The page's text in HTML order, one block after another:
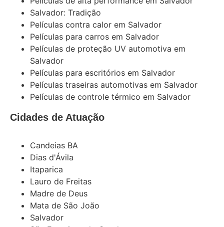
Salvador: Tradição
Películas contra calor em Salvador
Películas para carros em Salvador
Películas de proteção UV automotiva em
Salvador
Películas para escritórios em Salvador
Películas traseiras automotivas em Salvador
Películas de controle térmico em Salvador
Cidades de Atuação
Candeias BA
Dias d'Ávila
Itaparica
Lauro de Freitas
Madre de Deus
Mata de São João
Salvador